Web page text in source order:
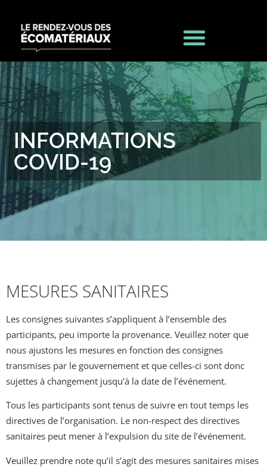
INFORMATIONS
COVID-19
MESURES SANITAIRES
Les consignes suivantes s’appliquent à l’ensemble des
participants, peu importe la provenance. Veuillez noter que
nous ajustons les mesures en fonction des consignes
transmises par le gouvernement et que celles-ci sont donc
sujettes à changement jusqu’à la date de l’événement.
Tous les participants sont tenus de suivre en tout temps les
directives de l’organisation. Le non-respect des directives
sanitaires peut mener à l’expulsion du site de l’événement.
Veuillez prendre note qu’il s’agit des mesures sanitaires mises